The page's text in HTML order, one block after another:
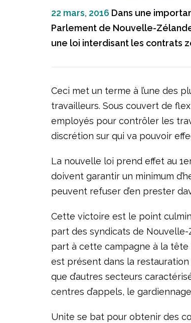
22 mars, 2016 Dans une
Parlement de Nouvelle-
une loi interdisant les contrats
Ceci met un terme à l’une des
travailleurs. Sous couvert de
employés pour contrôler les
discrétion sur qui va pouvoir
La nouvelle loi prend effet au
doivent garantir un minimum
peuvent refuser d’en prester
Cette victoire est le point
part des syndicats de Nouvelle-
part à cette campagne à la
est présent dans la restauration
que d’autres secteurs
centres d’appels, le
Unite se bat pour obtenir des